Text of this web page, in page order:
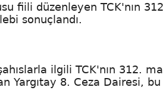
fiili düzenleyen TCK'nın
sonuçlandı.
ilgili TCK'nın 312.
Yargıtay 8. Ceza Dairesi,